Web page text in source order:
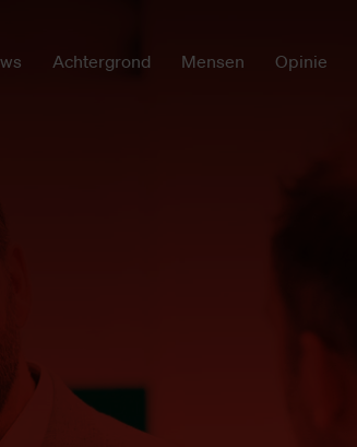
Achtergrond Mensen Opinie